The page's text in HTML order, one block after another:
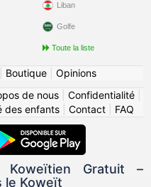
Liban
Golfe
Toute la liste
Boutique| Opinions
de nous Confidentialité
des enfants| Contact| FAQ
Koweïtien Gratuit –
le Koweït